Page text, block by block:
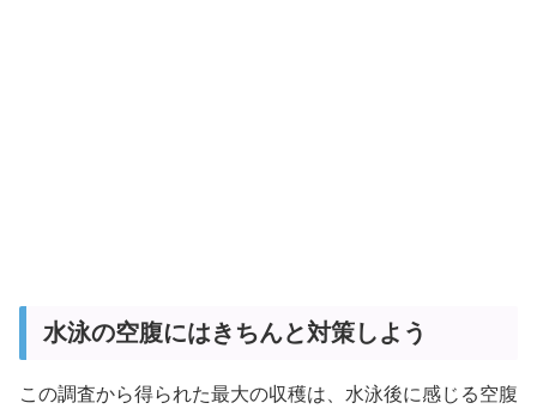
水泳の空腹にはきちんと対策しよう
この調査から得られた最大の収穫は、水泳後に感じる空腹